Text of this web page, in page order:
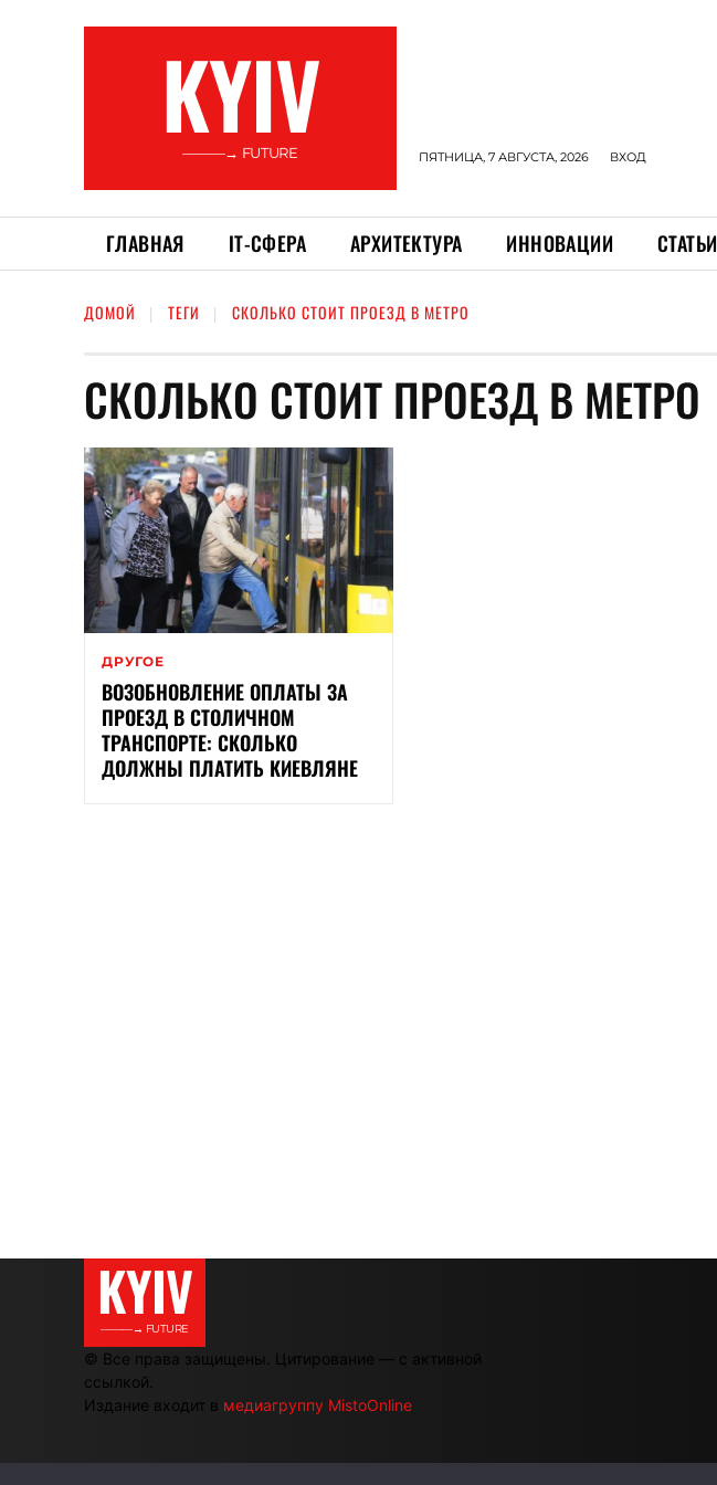
KYIV
———→ FUTURE ПЯТНИЦА, 7 АВГУСТА, 2026 ВХОД
ГЛАВНАЯ ІТ-СФЕРА АРХИТЕКТУРА ИННОВАЦИИ СТАТЬИ
ДОМОЙ ТЕГИ СКОЛЬКО СТОИТ ПРОЕЗД В МЕТРО
СКОЛЬКО СТОИТ ПРОЕЗД В МЕТРО
ДРУГОЕ
ВОЗОБНОВЛЕНИЕ ОПЛАТЫ ЗА
ПРОЕЗД В СТОЛИЧНОМ
ТРАНСПОРТЕ: СКОЛЬКО
ДОЛЖНЫ ПЛАТИТЬ КИЕВЛЯНЕ
KYIV
———→ FUTURE
© Все права защищены. Цитирование — с активной
ссылкой.
Издание входит в медиагруппу MistoOnline